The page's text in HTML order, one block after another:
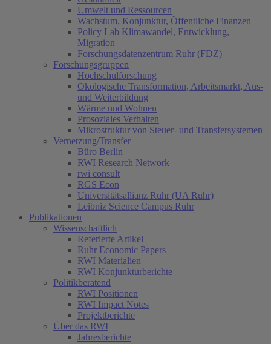
Umwelt und Ressourcen
Wachstum, Konjunktur, Öffentliche Finanzen
Policy Lab Klimawandel, Entwicklung,
Migration
Forschungsdatenzentrum Ruhr (FDZ)
Forschungsgruppen
Hochschulforschung
Ökologische Transformation, Arbeitsmarkt, Aus-
und Weiterbildung
Wärme und Wohnen
Prosoziales Verhalten
Mikrostruktur von Steuer- und Transfersystemen
Vernetzung/Transfer
Büro Berlin
RWI Research Network
rwi consult
RGS Econ
Universitätsallianz Ruhr (UA Ruhr)
Leibniz Science Campus Ruhr
Publikationen
Wissenschaftlich
Referierte Artikel
Ruhr Economic Papers
RWI Materialien
RWI Konjunkturberichte
Politikberatend
RWI Positionen
RWI Impact Notes
Projektberichte
Über das RWI
Jahresberichte